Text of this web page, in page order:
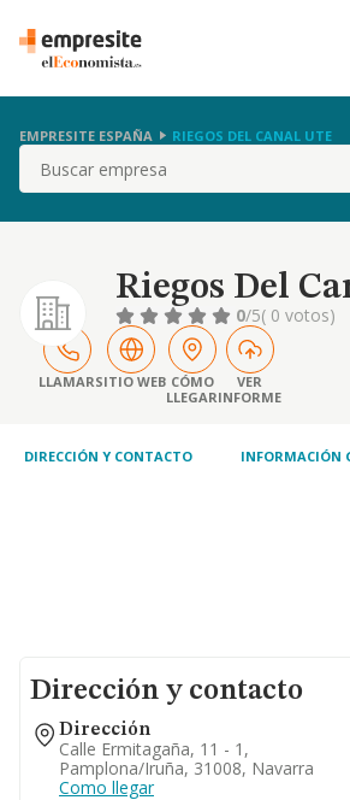
EMPRESITE ESPAÑA RIEGOS DEL CANAL UTE
Buscar
Riegos Del
0/5( 0 votos)
LLAMARSITIO WEB CÓMO
LLEGAR
VER
INFORME
DIRECCIÓN Y CONTACTO INFORMACIÓN
Dirección y contacto
Dirección
Calle Ermitagaña, 11 - 1,
Pamplona/iruña, 31008, Navarra
Como llegar